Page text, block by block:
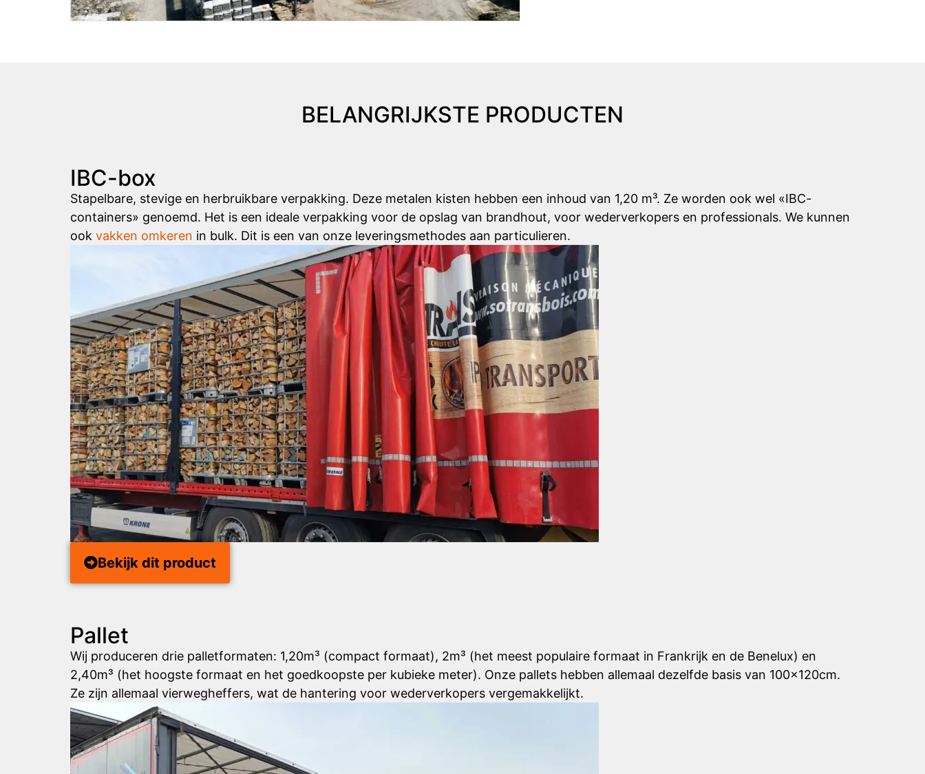
BELANGRIJKSTE PRODUCTEN
IBC-box
Stapelbare, stevige en herbruikbare verpakking. Deze metalen kisten hebben een inhoud van 1,20 m³. Ze worden ook wel «IBC-
containers» genoemd. Het is een ideale verpakking voor de opslag van brandhout, voor wederverkopers en professionals. We kunnen
ook vakken omkeren in bulk. Dit is een van onze leveringsmethodes aan particulieren.
Bekijk dit product
Pallet
Wij produceren drie palletformaten: 1,20m³ (compact formaat), 2m³ (het meest populaire formaat in Frankrijk en de Benelux) en
2,40m³ (het hoogste formaat en het goedkoopste per kubieke meter). Onze pallets hebben allemaal dezelfde basis van 100x120cm.
Ze zijn allemaal vierwegheffers, wat de hantering voor wederverkopers vergemakkelijkt.